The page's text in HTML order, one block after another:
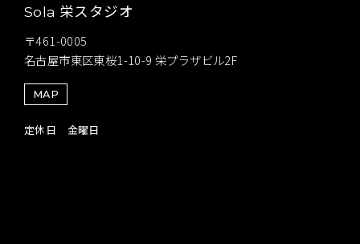
Sola 栄スタジオ
〒461-0005
名古屋市東区東桜1-10-9 栄プラザビル2F
MAP
定休日 金曜日